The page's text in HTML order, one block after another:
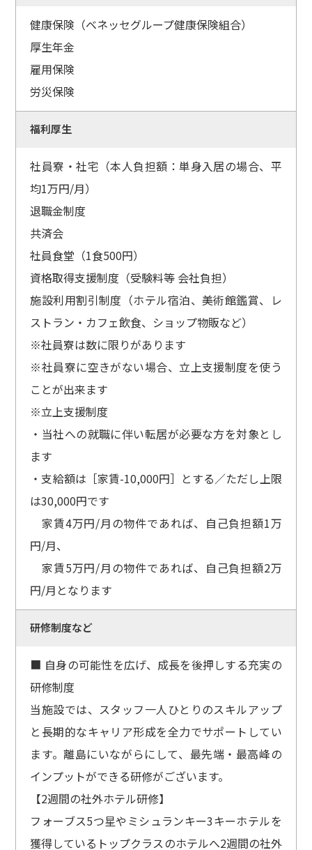
健康保険（ベネッセグループ健康保険組合）
厚生年金
雇用保険
労災保険
福利厚生
社員寮・社宅（本人負担額：単身入居の場合、平
均1万円/月）
退職金制度
共済会
社員食堂（1食500円）
資格取得支援制度（受験料等 会社負担）
施設利用割引制度（ホテル宿泊、美術館鑑賞、レ
ストラン・カフェ飲食、ショップ物販など）
※社員寮は数に限りがあります
※社員寮に空きがない場合、立上支援制度を使う
ことが出来ます
※立上支援制度
・当社への就職に伴い転居が必要な方を対象とし
ます
・支給額は［家賃-10,000円］とする／ただし上限
は30,000円です
家賃4万円/月の物件であれば、自己負担額1万
円/月、
家賃5万円/月の物件であれば、自己負担額2万
円/月となります
研修制度など
■ 自身の可能性を広げ、成長を後押しする充実の
研修制度
当施設では、スタッフ一人ひとりのスキルアップ
と長期的なキャリア形成を全力でサポートしてい
ます。離島にいながらにして、最先端・最高峰の
インプットができる研修がございます。
【2週間の社外ホテル研修】
フォーブス5つ星やミシュランキー3キーホテルを
獲得しているトップクラスのホテルへ2週間の社外